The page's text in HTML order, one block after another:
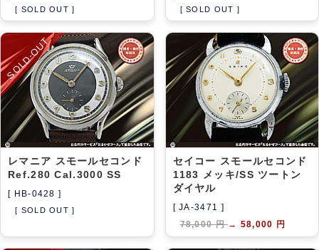
[ SOLD OUT ] [ SOLD OUT ]
SOLD-OUT
レマニア スモールセコンド
Ref.280 Cal.3000 SS
[ HB-0428 ]
[ SOLD OUT ]
セイコー スモールセコンド
1183 メッキ/SS ツートン
ダイヤル
[ JA-3471 ]
78,000 円→ 58,000 円